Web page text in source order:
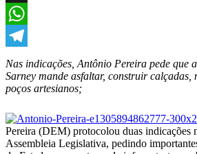
X
WhatsApp
Telegram
Nas indicações, Antônio Pereira pede que
Sarney mande asfaltar, construir calçadas,
poços artesianos;
Pereira (DEM) protocolou duas indicações
Assembleia Legislativa, pedindo